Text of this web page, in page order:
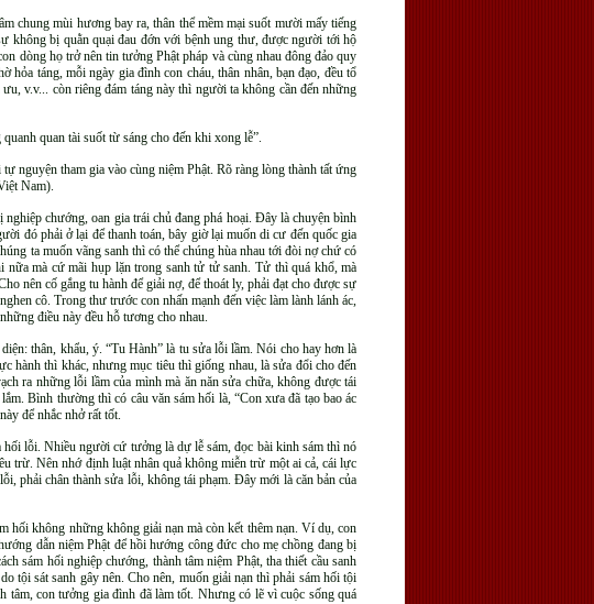
chung mùi hương bay ra, thân thể mềm mại suốt mười mấy tiếng
không bị quằn quại đau đớn với bệnh ung thư, được người tới hộ
dòng họ trở nên tin tưởng Phật pháp và cùng nhau đông đảo quy
hỏa táng, mỗi ngày gia đình con cháu, thân nhân, bạn đạo, đều tổ
v.v... còn riêng đám táng này thì người ta không cần đến những
quan tài suốt từ sáng cho đến khi xong lễ”.
nguyện tham gia vào cùng niệm Phật. Rõ ràng lòng thành tất ứng
Nam).
chướng, oan gia trái chủ đang phá hoại. Đây là chuyện bình
đó phải ở lại để thanh toán, bây giờ lại muốn di cư đến quốc gia
ta muốn vãng sanh thì có thể chúng hùa nhau tới đòi nợ chứ có
mà cứ mãi hụp lặn trong sanh tử tử sanh. Tử thì quá khổ, mà
nên cố gắng tu hành để giải nợ, để thoát ly, phải đạt cho được sự
cô. Trong thư trước con nhấn mạnh đến việc làm lành lánh ác,
điều này đều hỗ tương cho nhau.
thân, khẩu, ý. “Tu Hành” là tu sửa lỗi lầm. Nói cho hay hơn là
hành thì khác, nhưng mục tiêu thì giống nhau, là sửa đổi cho đến
ra những lỗi lầm của mình mà ăn năn sửa chữa, không được tái
Bình thường thì có câu văn sám hối là, “Con xưa đã tạo bao ác
để nhắc nhở rất tốt.
lỗi. Nhiều người cứ tưởng là dự lễ sám, đọc bài kinh sám thì nó
trừ. Nên nhớ định luật nhân quả không miễn trừ một ai cả, cái lực
phải chân thành sửa lỗi, không tái phạm. Đây mới là căn bản của
hối không những không giải nạn mà còn kết thêm nạn. Ví dụ, con
dẫn niệm Phật để hồi hướng công đức cho mẹ chồng đang bị
sám hối nghiệp chướng, thành tâm niệm Phật, tha thiết cầu sanh
tội sát sanh gây nên. Cho nên, muốn giải nạn thì phải sám hối tội
tâm, con tưởng gia đình đã làm tốt. Nhưng có lẽ vì cuộc sống quá